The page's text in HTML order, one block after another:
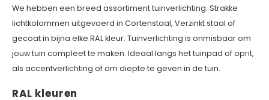
We hebben een breed assortiment tuinverlichting. Strakke
lichtkolommen uitgevoerd in Cortenstaal, Verzinkt staal of
gecoat in bijna elke RAL kleur. Tuinverlichting is onmisbaar om
jouw tuin compleet te maken. Ideaal langs het tuinpad of oprit,
als accentverlichting of om diepte te geven in de tuin.
RAL kleuren